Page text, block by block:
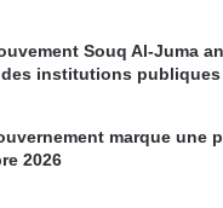
Souq Al-Juma
institutions publiques
marque une
2026